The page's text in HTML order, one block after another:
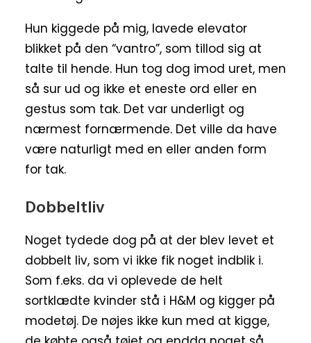
Hun kiggede på mig, lavede elevator
blikket på den “vantro”, som tillod sig at
talte til hende. Hun tog dog imod uret, men
så sur ud og ikke et eneste ord eller en
gestus som tak. Det var underligt og
nærmest fornærmende. Det ville da have
være naturligt med en eller anden form
for tak.
Dobbeltliv
Noget tydede dog på at der blev levet et
dobbelt liv, som vi ikke fik noget indblik i.
Som f.eks. da vi oplevede de helt
sortklædte kvinder stå i H&M og kigger på
modetøj. De nøjes ikke kun med at kigge,